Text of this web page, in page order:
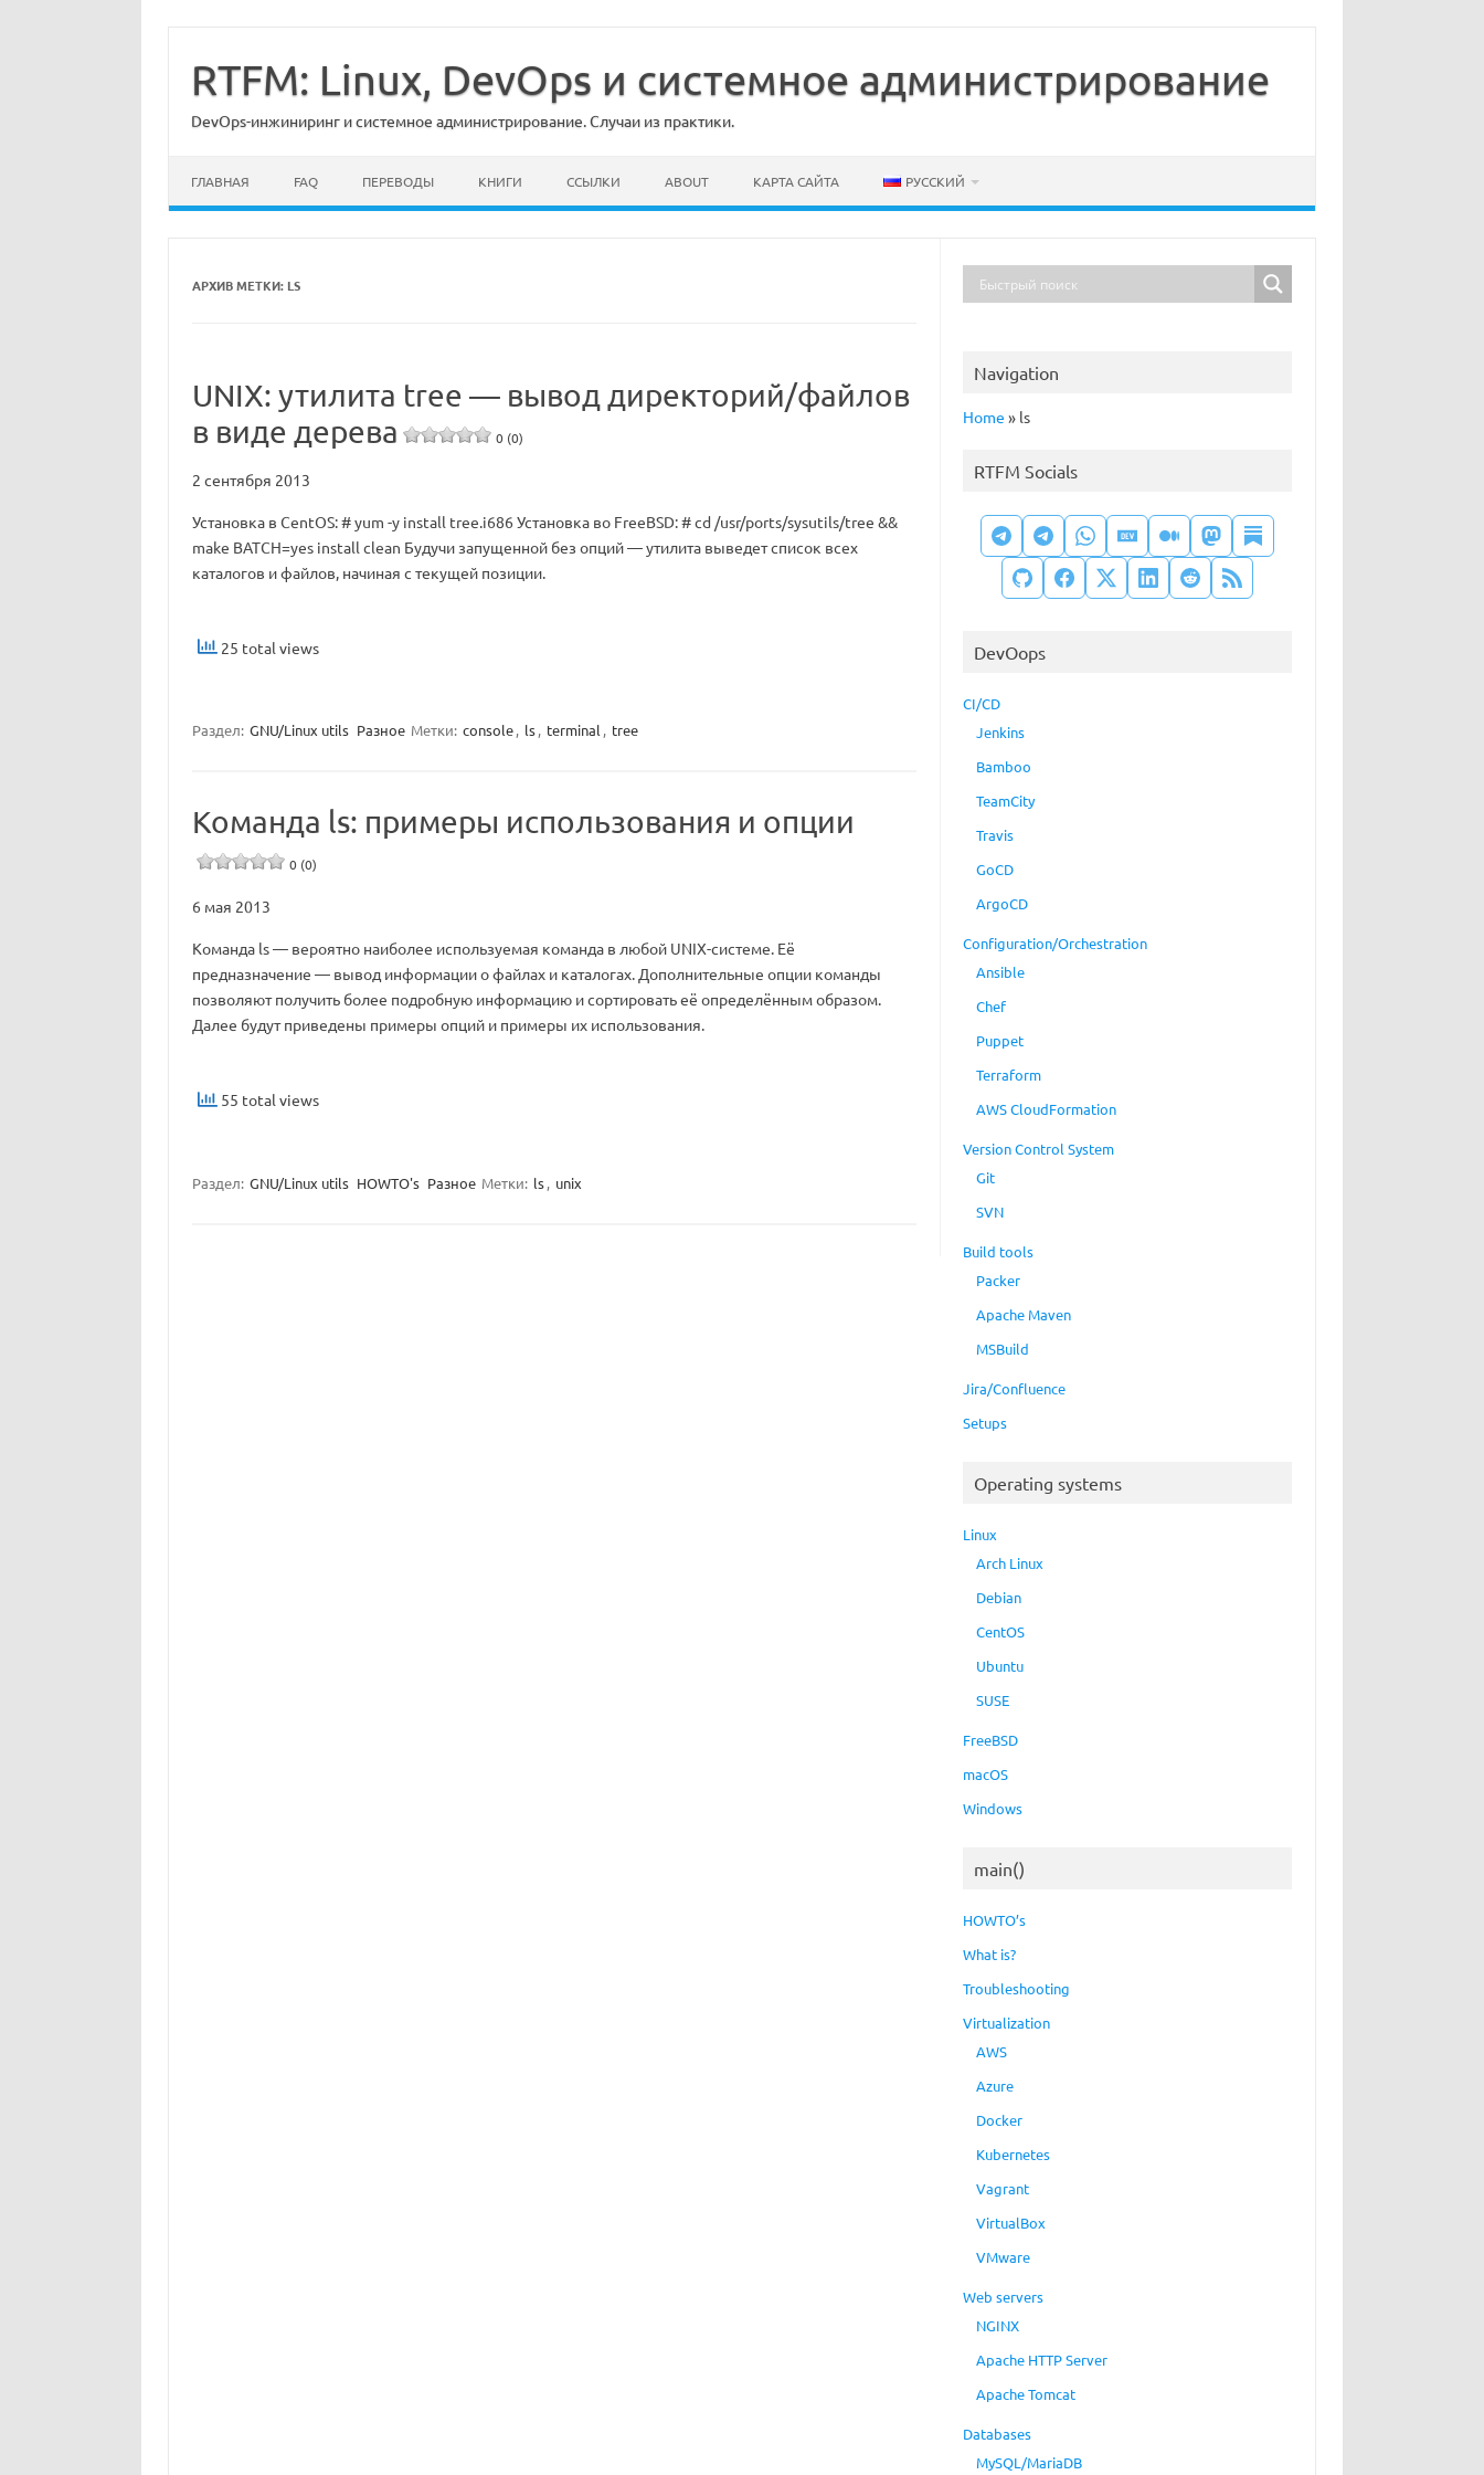
содержимому
RTFM: Linux, DevOps и системное администрирование
DevOps-инжиниринг и системное администрирование. Случаи из практики.
ГЛАВНАЯ FAQ ПЕРЕВОДЫ КНИГИ ССЫЛКИ ABOUT КАРТА САЙТА РУССКИЙ
АРХИВ МЕТКИ: LS
UNIX: утилита tree — вывод директорий/файлов
в виде дерева
0 (0)
2 сентября 2013
Установка в CentOS: # yum -y install tree.i686 Установка во FreeBSD: # cd /usr/ports/sysutils/tree &&
make BATCH=yes install clean Будучи запущенной без опций — утилита выведет список всех
каталогов и файлов, начиная с текущей позиции.
25 total views
Раздел: GNU/Linux utils Разное Метки: console, ls, terminal , tree
Команда ls: примеры использования и опции
0 (0)
6 мая 2013
Команда ls — вероятно наиболее используемая команда в любой UNIX-системе. Её
предназначение — вывод информации о файлах и каталогах. Дополнительные опции команды
позволяют получить более подробную информацию и сортировать её определённым образом.
Далее будут приведены примеры опций и примеры их использования.
55 total views
Раздел: GNU/Linux utils HOWTO's Разное Метки: ls, unix
Navigation
Home » ls
RTFM Socials
DevOops
CI/CD
Jenkins
Bamboo
TeamCity
Travis
GoCD
ArgoCD
Configuration/Orchestration
Ansible
Chef
Puppet
Terraform
AWS CloudFormation
Version Control System
Git
SVN
Build tools
Packer
Apache Maven
MSBuild
Jira/Confluence
Setups
Operating systems
Linux
Arch Linux
Debian
CentOS
Ubuntu
SUSE
FreeBSD
macOS
Windows
main()
HOWTO’s
What is?
Troubleshooting
Virtualization
AWS
Azure
Docker
Kubernetes
Vagrant
VirtualBox
VMware
Web servers
NGINX
Apache HTTP Server
Apache Tomcat
Databases
MySQL/MariaDB